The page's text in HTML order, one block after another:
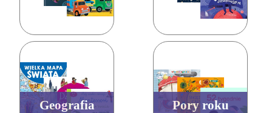
Geografia Pory roku